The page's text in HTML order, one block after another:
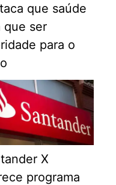
que saúde
que ser
para o
X
programa